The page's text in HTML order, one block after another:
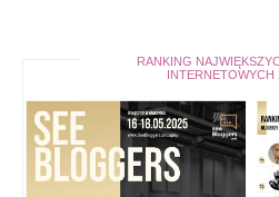
RANKING
INTERNETOWYCH